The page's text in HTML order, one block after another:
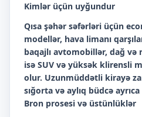
Kimlər üçün uyğundur
Qısa şəhər səfərləri üçün
modellər, hava limanı
baqajlı avtomobillər, dağ və
isə SUV və yüksək klirensli
olur. Uzunmüddətli kirayə
sığorta və aylıq büdcə
Bron prosesi və üstünlüklər